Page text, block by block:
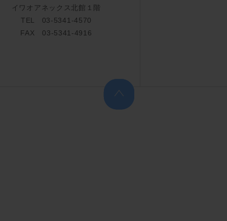
イワオアネックス北館１階
TEL 03-5341-4570
FAX 03-5341-4916